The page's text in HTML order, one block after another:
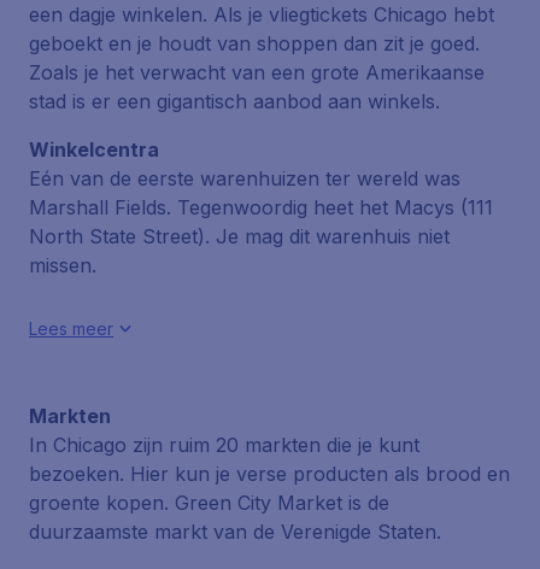
een dagje winkelen. Als je vliegtickets Chicago hebt
geboekt en je houdt van shoppen dan zit je goed.
Zoals je het verwacht van een grote Amerikaanse
stad is er een gigantisch aanbod aan winkels.
Winkelcentra
Eén van de eerste warenhuizen ter wereld was
Marshall Fields. Tegenwoordig heet het Macys (111
North State Street). Je mag dit warenhuis niet
missen.
Lees meer
Markten
In Chicago zijn ruim 20 markten die je kunt
bezoeken. Hier kun je verse producten als brood en
groente kopen. Green City Market is de
duurzaamste markt van de Verenigde Staten.